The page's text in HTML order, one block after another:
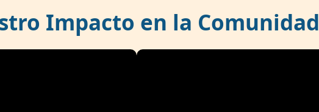
Impacto en la Comunidad